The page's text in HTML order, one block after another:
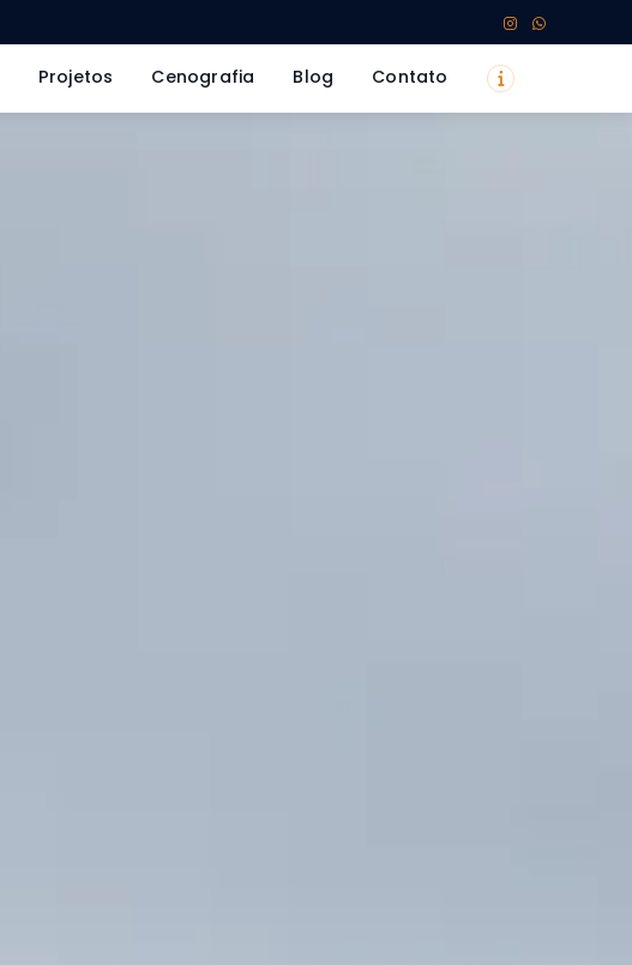
Projetos Cenografia Blog Contato